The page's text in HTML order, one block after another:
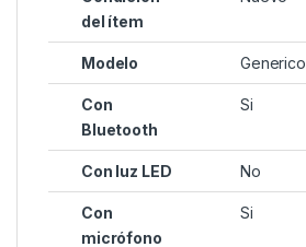
del ítem
Modelo Generico
Con
Bluetooth
Si
Con luz LED No
Con
micrófono
Si